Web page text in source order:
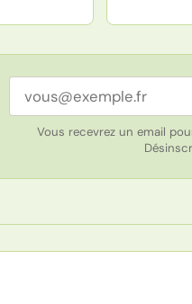
Adresse email
Vous recevrez un email